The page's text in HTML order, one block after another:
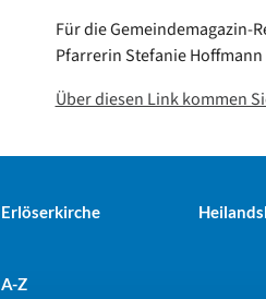
Für die Gemeindemagazin-
Pfarrerin Stefanie Hoffmann
Über diesen Link kommen
Erlöserkirche
A-Z